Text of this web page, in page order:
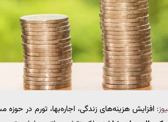
افزایش هزینه‌های زندگی، اجاره‌بها، تورم در